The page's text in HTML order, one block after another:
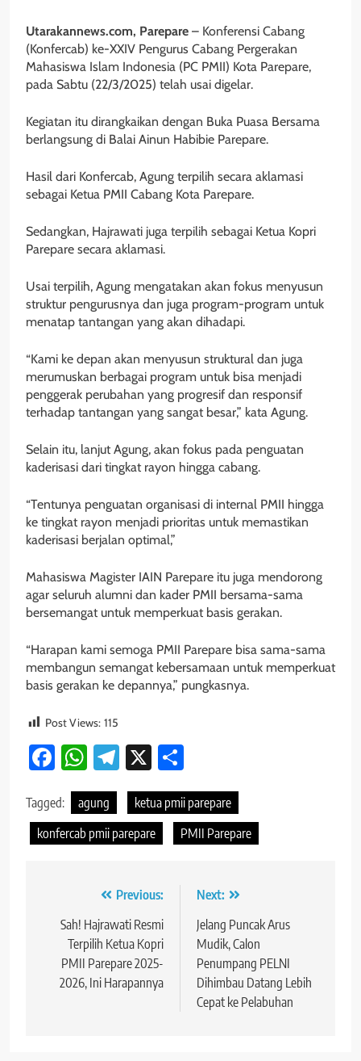
Utarakannews.com, Parepare – Konferensi Cabang
(Konfercab) ke-XXIV Pengurus Cabang Pergerakan
Mahasiswa Islam Indonesia (PC PMII) Kota Parepare,
pada Sabtu (22/3/2025) telah usai digelar.
Kegiatan itu dirangkaikan dengan Buka Puasa Bersama
berlangsung di Balai Ainun Habibie Parepare.
Hasil dari Konfercab, Agung terpilih secara aklamasi
sebagai Ketua PMII Cabang Kota Parepare.
Sedangkan, Hajrawati juga terpilih sebagai Ketua Kopri
Parepare secara aklamasi.
Usai terpilih, Agung mengatakan akan fokus menyusun
struktur pengurusnya dan juga program-program untuk
menatap tantangan yang akan dihadapi.
“Kami ke depan akan menyusun struktural dan juga
merumuskan berbagai program untuk bisa menjadi
penggerak perubahan yang progresif dan responsif
terhadap tantangan yang sangat besar,” kata Agung.
Selain itu, lanjut Agung, akan fokus pada penguatan
kaderisasi dari tingkat rayon hingga cabang.
“Tentunya penguatan organisasi di internal PMII hingga
ke tingkat rayon menjadi prioritas untuk memastikan
kaderisasi berjalan optimal,”
Mahasiswa Magister IAIN Parepare itu juga mendorong
agar seluruh alumni dan kader PMII bersama-sama
bersemangat untuk memperkuat basis gerakan.
“Harapan kami semoga PMII Parepare bisa sama-sama
membangun semangat kebersamaan untuk memperkuat
basis gerakan ke depannya,” pungkasnya.
Post Views: 115
Facebook
WhatsApp
Telegram
X
Tagged: agung
ketua pmii parepare
konfercab pmii parepare
PMII Parepare
Navigasi
pos
Previous:
Sah! Hajrawati Resmi
Terpilih Ketua Kopri
PMII Parepare 2025-
2026, Ini Harapannya
Next:
Jelang Puncak Arus
Mudik, Calon
Penumpang PELNI
Dihimbau Datang Lebih
Cepat ke Pelabuhan